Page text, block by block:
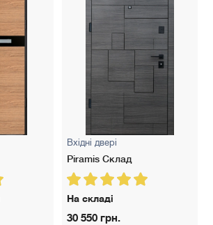
Вхідні двері
Piramis Склад
На складі
30 550 грн.